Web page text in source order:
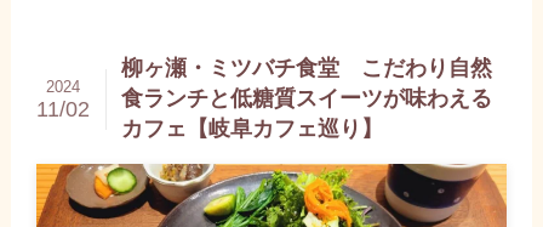
柳ヶ瀬・ミツバチ食堂 こだわり自然
食ランチと低糖質スイーツが味わえる
カフェ【岐阜カフェ巡り】
2024
11/02